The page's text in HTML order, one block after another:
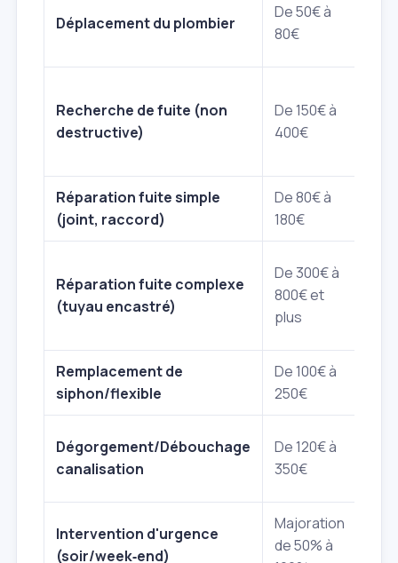
Déplacement du plombier
De 50€ à
80€
Recherche de fuite (non
destructive)
De 150€ à
400€
Réparation fuite simple
(joint, raccord)
De 80€ à
180€
Réparation fuite complexe
(tuyau encastré)
De 300€ à
800€ et
plus
Remplacement de
siphon/flexible
De 100€ à
250€
Dégorgement/Débouchage
canalisation
De 120€ à
350€
Intervention d'urgence
(soir/week‑end)
Majoration
de 50% à